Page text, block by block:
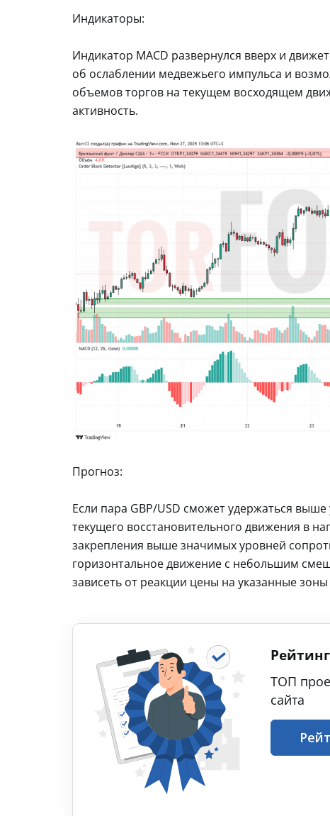
Индикаторы:
Индикатор MACD развернулся вверх и
об ослаблении медвежьего импульса и
объемов торгов на текущем восходящем
активность.
Прогноз:
Если пара GBP/USD сможет удержаться
текущего восстановительного движения в
закрепления выше значимых уровней
горизонтальное движение с небольшим
зависеть от реакции цены на указанные
ТОП
сайта